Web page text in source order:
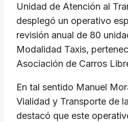
Unidad de Atención al
desplegó un operativo
revisión anual de 80
Modalidad Taxis,
Asociación de Carros
En tal sentido Manuel
Vialidad y Transporte de
destacó que este